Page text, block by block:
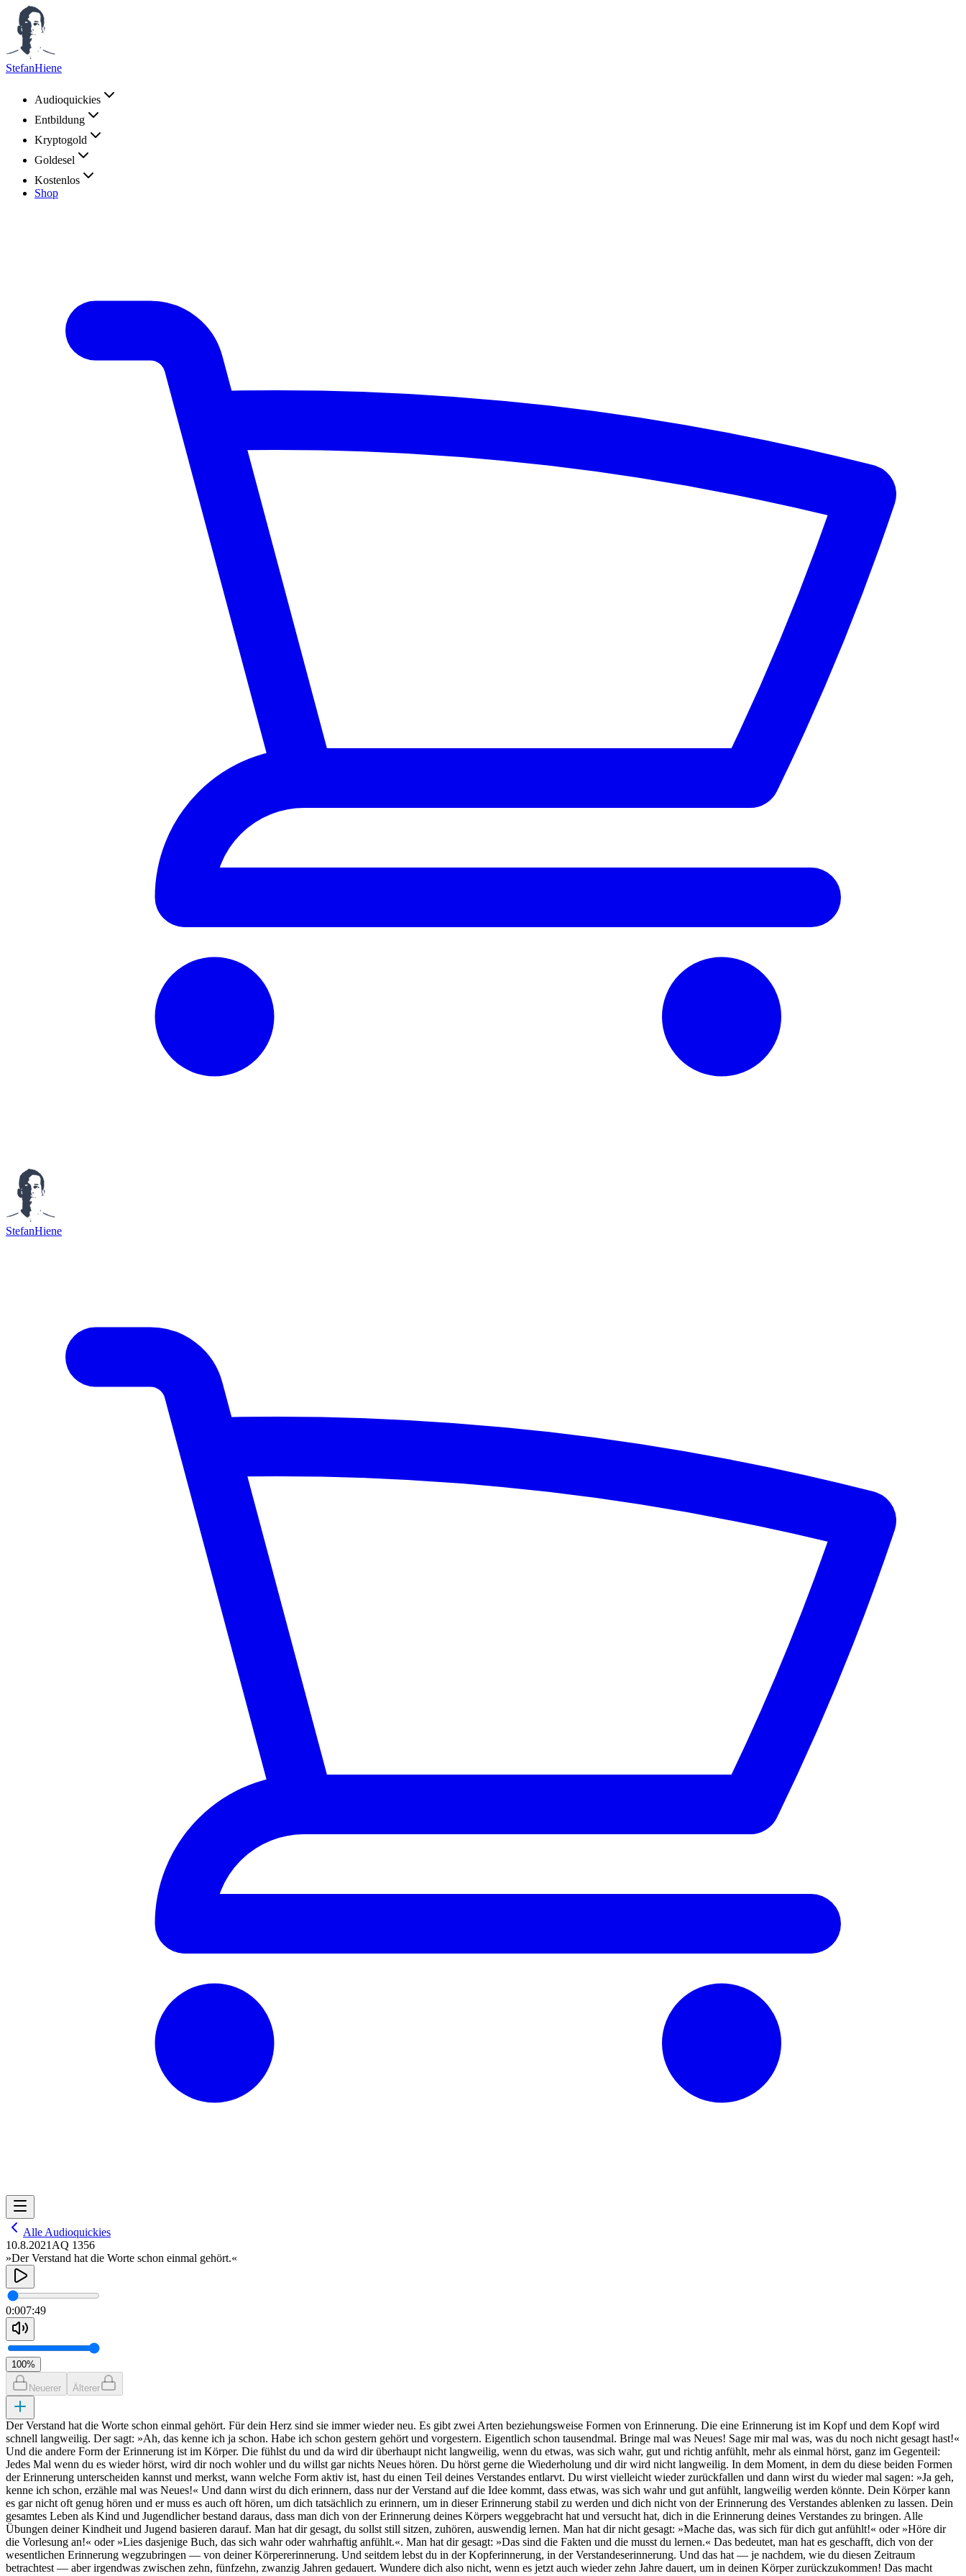
StefanHiene
Audioquickies
Entbildung
Kryptogold
Goldesel
Kostenlos
Shop
StefanHiene
Alle Audioquickies
10.8.2021 AQ 1356
»Der Verstand hat die Worte schon einmal gehört.«
0:007:49
100%
Neuerer Älterer
Der Verstand hat die Worte schon einmal gehört. Für dein Herz sind sie immer wieder neu. Es gibt zwei Arten beziehungsweise Formen von Erinnerung. Die eine Erinnerung ist im Kopf und dem Kopf wird
schnell langweilig. Der sagt: »Ah, das kenne ich ja schon. Habe ich schon gestern gehört und vorgestern. Eigentlich schon tausendmal. Bringe mal was Neues! Sage mir mal was, was du noch nicht gesagt hast!«
Und die andere Form der Erinnerung ist im Körper. Die fühlst du und da wird dir überhaupt nicht langweilig, wenn du etwas, was sich wahr, gut und richtig anfühlt, mehr als einmal hörst, ganz im Gegenteil:
Jedes Mal wenn du es wieder hörst, wird dir noch wohler und du willst gar nichts Neues hören. Du hörst gerne die Wiederholung und dir wird nicht langweilig. In dem Moment, in dem du diese beiden Formen
der Erinnerung unterscheiden kannst und merkst, wann welche Form aktiv ist, hast du einen Teil deines Verstandes entlarvt. Du wirst vielleicht wieder zurückfallen und dann wirst du wieder mal sagen: »Ja geh,
kenne ich schon, erzähle mal was Neues!« Und dann wirst du dich erinnern, dass nur der Verstand auf die Idee kommt, dass etwas, was sich wahr und gut anfühlt, langweilig werden könnte. Dein Körper kann
es gar nicht oft genug hören und er muss es auch oft hören, um dich tatsächlich zu erinnern, um in dieser Erinnerung stabil zu werden und dich nicht von der Erinnerung des Verstandes ablenken zu lassen. Dein
gesamtes Leben als Kind und Jugendlicher bestand daraus, dass man dich von der Erinnerung deines Körpers weggebracht hat und versucht hat, dich in die Erinnerung deines Verstandes zu bringen. Alle
Übungen deiner Kindheit und Jugend basieren darauf. Man hat dir gesagt, du sollst still sitzen, zuhören, auswendig lernen. Man hat dir nicht gesagt: »Mache das, was sich für dich gut anfühlt!« oder »Höre dir
die Vorlesung an!« oder »Lies dasjenige Buch, das sich wahr oder wahrhaftig anfühlt.«. Man hat dir gesagt: »Das sind die Fakten und die musst du lernen.« Das bedeutet, man hat es geschafft, dich von der
wesentlichen Erinnerung wegzubringen — von deiner Körpererinnerung. Und seitdem lebst du in der Kopferinnerung, in der Verstandeserinnerung. Und das hat — je nachdem, wie du diesen Zeitraum
betrachtest — aber irgendwas zwischen zehn, fünfzehn, zwanzig Jahren gedauert. Wundere dich also nicht, wenn es jetzt auch wieder zehn Jahre dauert, um in deinen Körper zurückzukommen! Das macht